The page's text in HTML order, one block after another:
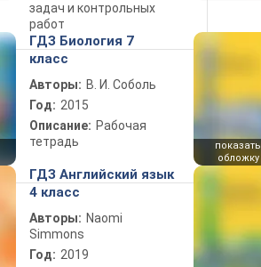
задач и контрольных
работ
ГДЗ Биология 7
класс
Авторы: В. И. Соболь
Год: 2015
Описание: Рабочая
тетрадь
показать
обложку
ГДЗ Английский язык
4 класс
Авторы: Naomi
Simmons
Год: 2019